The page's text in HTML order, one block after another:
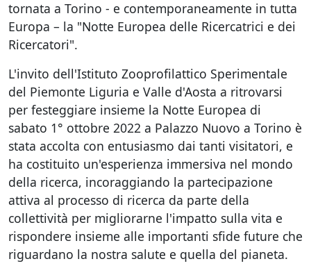
tornata a Torino - e contemporaneamente in tutta
Europa – la "Notte Europea delle Ricercatrici e dei
Ricercatori".
L'invito dell'Istituto Zooprofilattico Sperimentale
del Piemonte Liguria e Valle d'Aosta a ritrovarsi
per festeggiare insieme la Notte Europea di
sabato 1° ottobre 2022 a Palazzo Nuovo a Torino è
stata accolta con entusiasmo dai tanti visitatori, e
ha costituito un'esperienza immersiva nel mondo
della ricerca, incoraggiando la partecipazione
attiva al processo di ricerca da parte della
collettività per migliorarne l'impatto sulla vita e
rispondere insieme alle importanti sfide future che
riguardano la nostra salute e quella del pianeta.